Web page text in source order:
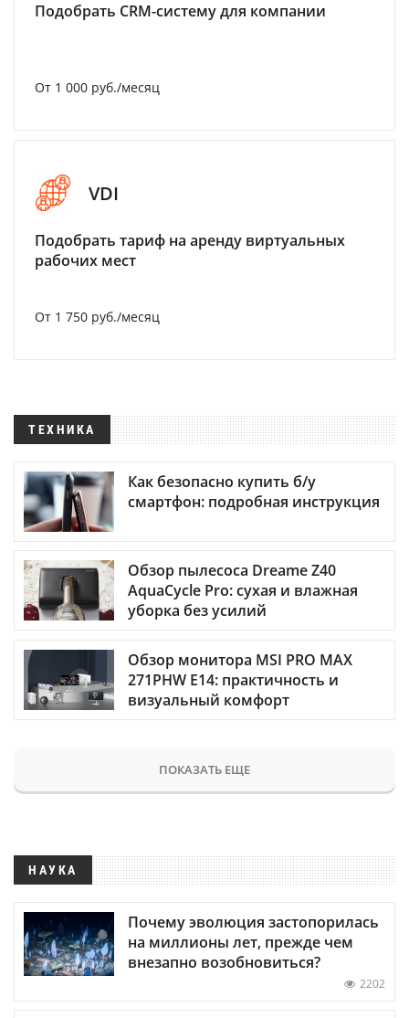
Подобрать CRM-систему для компании
От 1 000 руб./месяц
VDI
Подобрать тариф на аренду виртуальных
рабочих мест
От 1 750 руб./месяц
ТЕХНИКА
Как безопасно купить б/у
смартфон: подробная инструкция
Обзор пылесоса Dreame Z40
AquaCycle Pro: сухая и влажная
уборка без усилий
Обзор монитора MSI PRO MAX
271PHW E14: практичность и
визуальный комфорт
ПОКАЗАТЬ ЕЩЕ
НАУКА
Почему эволюция застопорилась
на миллионы лет, прежде чем
внезапно возобновиться?
2202